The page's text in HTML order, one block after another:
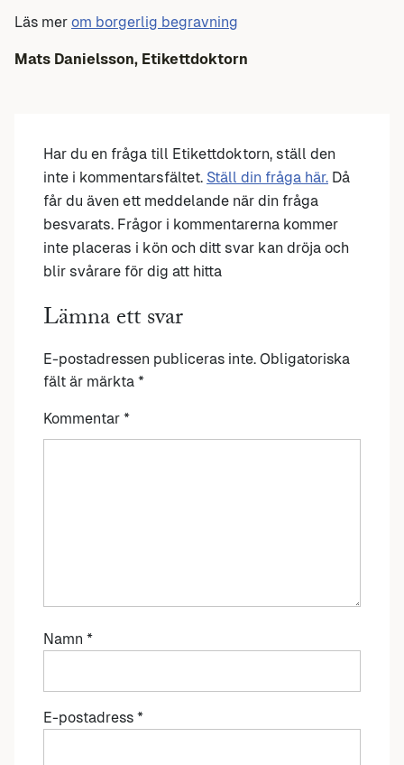
Läs mer om borgerlig begravning
Mats Danielsson, Etikettdoktorn
Har du en fråga till Etikettdoktorn, ställ den
inte i kommentarsfältet. Ställ din fråga här. Då
får du även ett meddelande när din fråga
besvarats. Frågor i kommentarerna kommer
inte placeras i kön och ditt svar kan dröja och
blir svårare för dig att hitta
Lämna ett svar
E-postadressen publiceras inte. Obligatoriska
fält är märkta *
Kommentar *
Namn *
E-postadress *